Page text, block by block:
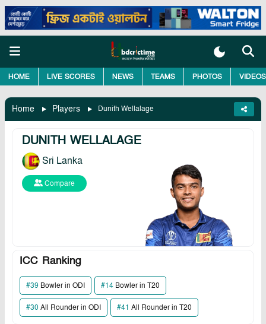
HOME LIVE SCORES NEWS TEAMS PHOTOS VIDEOS
Home Players Dunith Wellalage
DUNITH WELLALAGE
Sri Lanka
Compare
ICC Ranking
#39 Bowler in ODI #14 Bowler in T20
#30 All Rounder in ODI #41 All Rounder in T20